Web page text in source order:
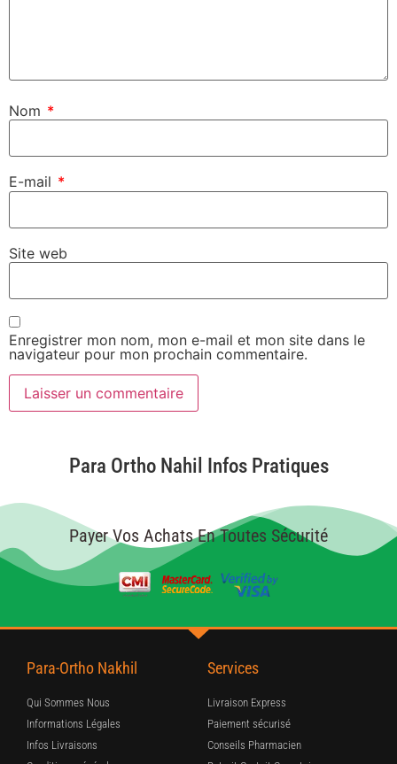
Nom *
E-mail *
Site web
Enregistrer mon nom, mon e-mail et mon site dans le
navigateur pour mon prochain commentaire.
Para Ortho Nahil Infos Pratiques
Payer Vos Achats En Toutes Sécurité
Para-Ortho Nakhil
Qui Sommes Nous
Informations Légales
Infos Livraisons
Services
Livraison Express
Paiement sécurisé
Conseils Pharmacien